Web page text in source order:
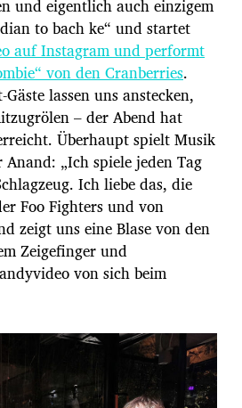
und eigentlich auch einzigem
to bach ke“ und startet
auf Instagram und performt
von den Cranberries.
lassen uns anstecken,
– der Abend hat
Überhaupt spielt Musik
„Ich spiele jeden Tag
Ich liebe das, die
Foo Fighters und von
zeigt uns eine Blase von den
Zeigefinger und
von sich beim